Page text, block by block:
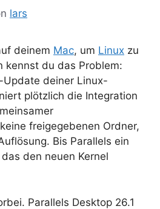
lars
deinem Mac, um Linux zu
kennst du das Problem:
Update deiner Linux-
plötzlich die Integration
freigegebenen Ordner,
Bis Parallels ein
den neuen Kernel
Parallels Desktop 26.1